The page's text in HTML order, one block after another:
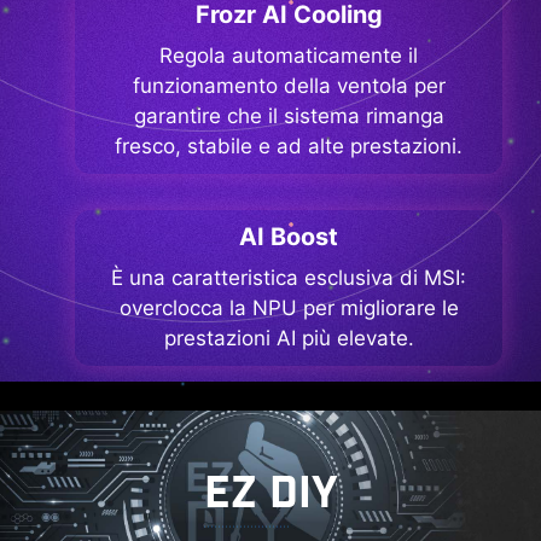
Frozr AI Cooling
Regola automaticamente il
funzionamento della ventola per
garantire che il sistema rimanga
fresco, stabile e ad alte prestazioni.
AI Boost
È una caratteristica esclusiva di MSI:
overclocca la NPU per migliorare le
prestazioni AI più elevate.
EZ DIY